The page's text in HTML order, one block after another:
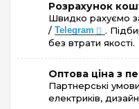
Розрахунок
Швидко рахуємо
/ Telegram
.
без втрати якості.
Оптова ціна з
Партнерські
електриків,